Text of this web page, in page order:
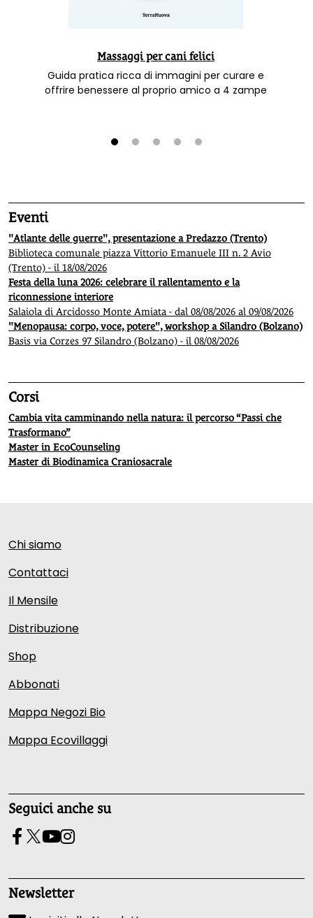
Massaggi per cani felici
Guida pratica ricca di immagini per curare e
offrire benessere al proprio amico a 4 zampe
Eventi
"Atlante delle guerre", presentazione a Predazzo (Trento)
Biblioteca comunale piazza Vittorio Emanuele III n. 2 Avio
(Trento) - il 18/08/2026
Festa della luna 2026: celebrare il rallentamento e la
riconnessione interiore
Salaiola di Arcidosso Monte Amiata - dal 08/08/2026 al 09/08/2026
"Menopausa: corpo, voce, potere", workshop a Silandro (Bolzano)
Basis via Corzes 97 Silandro (Bolzano) - il 08/08/2026
Corsi
Cambia vita camminando nella natura: il percorso “Passi che
Trasformano”
Master in EcoCounseling
Master di Biodinamica Craniosacrale
Chi siamo
Contattaci
Il Mensile
Distribuzione
Shop
Abbonati
Mappa Negozi Bio
Mappa Ecovillaggi
Seguici anche su
Newsletter